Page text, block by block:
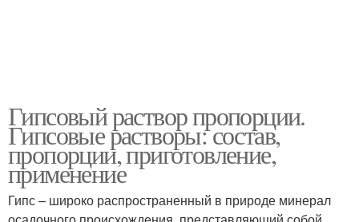
Гипсовый раствор пропорции.
Гипсовые растворы: состав,
пропорции, приготовление,
применение
Гипс – широко распространенный в природе минерал